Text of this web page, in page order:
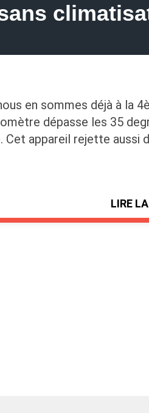
en sommes déjà à la
dépasse les 35
appareil rejette aussi
LIRE